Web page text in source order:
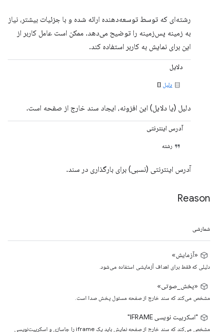
رشته‌ای که توسط توسعه‌دهنده ارائه شده و با جزئیات بیشتر، نیاز
به زمینه پس‌زمینه را توضیح می‌دهد. ممکن است عامل کاربر از
این برای نمایش به کاربر استفاده کند.
دلایل
دلیل []
دلیل (یا دلایل) این افزونه، ایجاد سند خارج از صفحه است.
آدرس اینترنتی
رشته
آدرس اینترنتی (نسبی) برای بارگذاری در سند.
Reason
شمارشی
«آزمایش»
دلیلی که فقط برای اهداف آزمایشی استفاده می‌شود.
«پخش_صوتی»
مشخص می‌کند که سند خارج از صفحه مسئول پخش صدا است.
"اسکریپت نویسی IFRAME"
مشخص می‌کند که سند خارج از صفحه نمایش باید یک iframe را جاسازی و اسکریپت‌نویسی